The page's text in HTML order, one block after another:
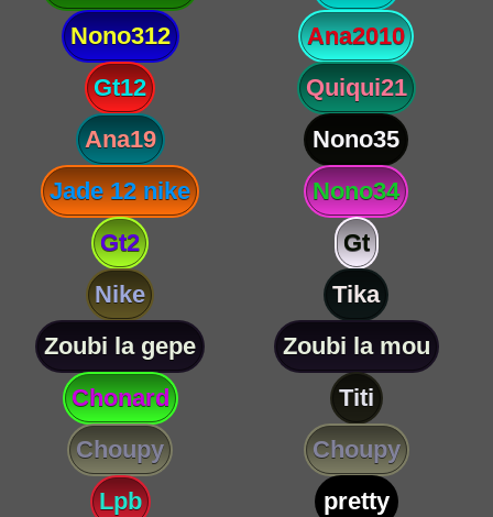
Nono312
Ana2010
Gt12
Quiqui21
Ana19
Nono35
Jade 12 nike
Nono34
Gt2
Gt
Nike
Tika
Zoubi la gepe
Zoubi la mou
Chonard
Titi
Choupy
Choupy
Lpb
pretty